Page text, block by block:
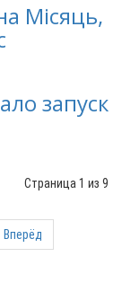
Місяць,
запуск
Страница 1 из 9
Вперёд